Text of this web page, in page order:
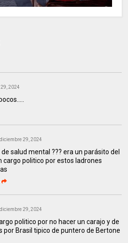
2024
diciembre 29, 2024
salud mental ??? era un parásito del
cargo politico por estos ladrones
diciembre 29, 2024
politico por no hacer un carajo y de
por Brasil tipico de puntero de Bertone